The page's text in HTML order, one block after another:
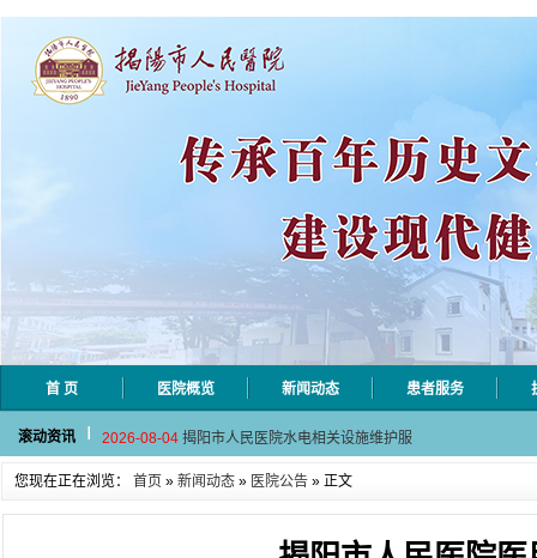
首 页 医院概览 新闻动态 患者服务
滚动资讯
2026-08-06 揭阳市人民医院采集自动对焦相机市
2026-08-04 揭阳市人民医院水电相关设施维护服
2026-07-31 学术聚力！妇儿分论坛精彩收官
2026-07-31 以学术聚合力 | 运动健康分论坛助
您现在正在浏览： 首页 » 新闻动态 » 医院公告 » 正文